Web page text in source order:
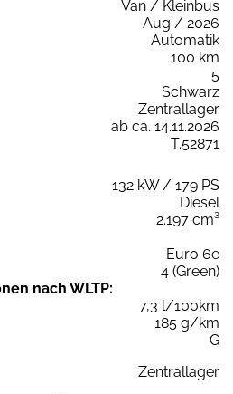
Van / Kleinbus
Aug / 2026
Automatik
100 km
5
Schwarz
Zentrallager
ab ca. 14.11.2026
T.52871
132 kW / 179 PS
Diesel
2.197 cm³
Euro 6e
4 (Green)
nach WLTP:
7,3 l/100km
185 g/km
G
Zentrallager